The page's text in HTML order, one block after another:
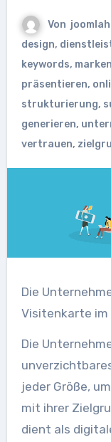
Von
design,
keywords,
präsentieren,
strukturierung,
generieren,
vertrauen,
Die
Visitenkarte im
Die
jeder Größe,
mit ihrer
dient als